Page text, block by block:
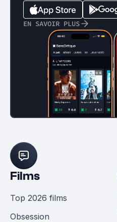
EN SAVOIR PLUS
Films
Top 2026 films
Obsession